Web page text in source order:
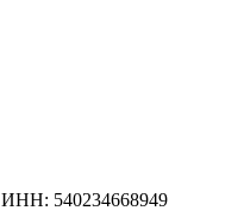
540234668949